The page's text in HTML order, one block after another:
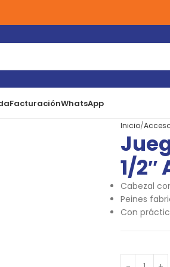
FacturaciónWhatsApp
Inicio
1/2″
Cabezal
Peines
Con